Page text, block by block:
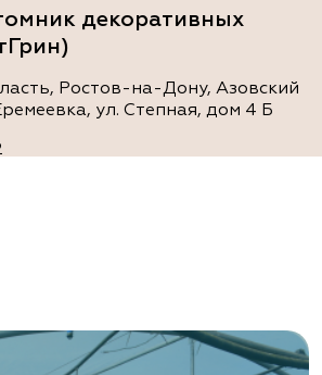
декоративных
Ростов-на-Дону, Азовский
ул. Степная, дом 4 Б
Ростов-на-Дону,
ул, дом № 37